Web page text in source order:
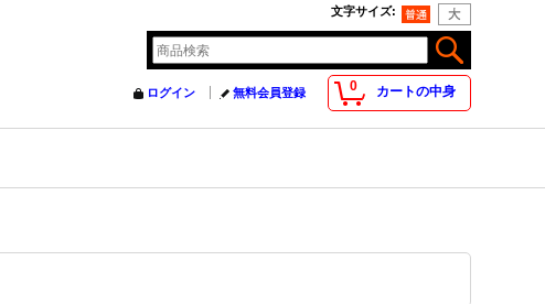
文字サイズ:
0 カートの中身
ログイン 無料会員登録